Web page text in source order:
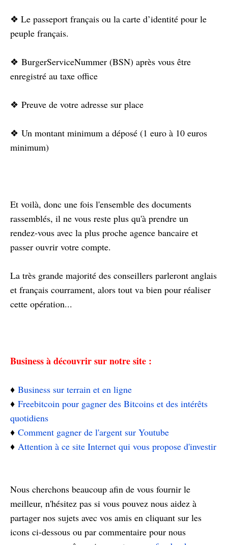
❖ Le passeport français ou la carte d’identité pour le
peuple français.
❖ BurgerServiceNummer (BSN) après vous être
enregistré au taxe office
❖ Preuve de votre adresse sur place
❖ Un montant minimum a déposé (1 euro à 10 euros
minimum)
Et voilà, donc une fois l'ensemble des documents
rassemblés, il ne vous reste plus qu'à prendre un
rendez-vous avec la plus proche agence bancaire et
passer ouvrir votre compte.
La très grande majorité des conseillers parleront anglais
et français courrament, alors tout va bien pour réaliser
cette opération...
Business à découvrir sur notre site :
♦️ Business sur terrain et en ligne
♦️ Freebitcoin pour gagner des Bitcoins et des intérêts
quotidiens
♦️ Comment gagner de l'argent sur Youtube
♦️ Attention à ce site Internet qui vous propose d'investir
Nous cherchons beaucoup afin de vous fournir le
meilleur, n'hésitez pas si vous pouvez nous aidez à
partager nos sujets avec vos amis en cliquant sur les
icons ci-dessous ou par commentaire pour nous